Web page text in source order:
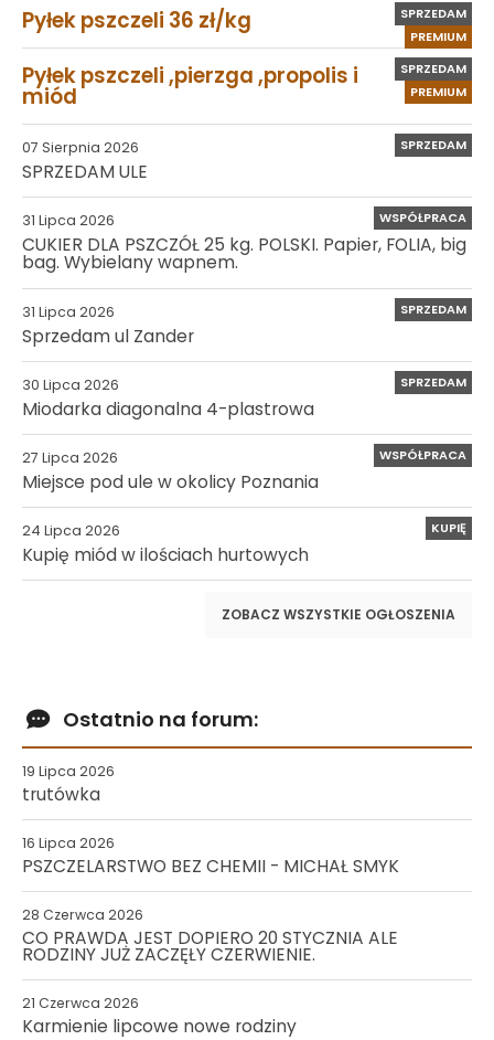
PREMIUM
SPRZEDAM
Pyłek pszczeli 36 zł/kg
PREMIUM
SPRZEDAM
Pyłek pszczeli ,pierzga ,propolis i
miód
07 Sierpnia 2026 SPRZEDAM
SPRZEDAM ULE
31 Lipca 2026 WSPÓŁPRACA
CUKIER DLA PSZCZÓŁ 25 kg. POLSKI. Papier, FOLIA, big
bag. Wybielany wapnem.
31 Lipca 2026 SPRZEDAM
Sprzedam ul Zander
30 Lipca 2026 SPRZEDAM
Miodarka diagonalna 4-plastrowa
27 Lipca 2026 WSPÓŁPRACA
Miejsce pod ule w okolicy Poznania
24 Lipca 2026 KUPIĘ
Kupię miód w ilościach hurtowych
ZOBACZ WSZYSTKIE OGŁOSZENIA
Ostatnio na forum:
19 Lipca 2026
trutówka
16 Lipca 2026
PSZCZELARSTWO BEZ CHEMII - MICHAŁ SMYK
28 Czerwca 2026
CO PRAWDA JEST DOPIERO 20 STYCZNIA ALE
RODZINY JUŻ ZACZĘŁY CZERWIENIE.
21 Czerwca 2026
Karmienie lipcowe nowe rodziny